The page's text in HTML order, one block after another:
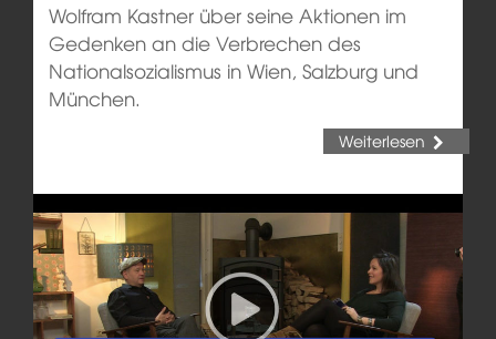
Wolfram Kastner über seine Aktionen im
Gedenken an die Verbrechen des
Nationalsozialismus in Wien, Salzburg und
München.
Weiterlesen